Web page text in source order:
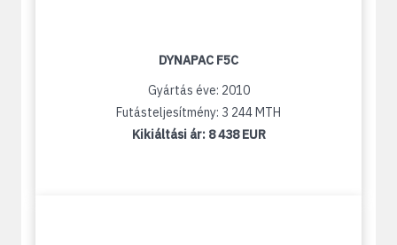
DYNAPAC F5C
Gyártás éve: 2010
Futásteljesítmény: 3 244 MTH
Kikiáltási ár: 8 438 EUR